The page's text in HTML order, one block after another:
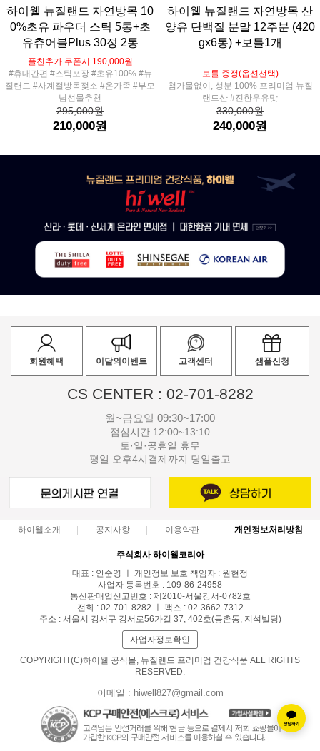
하이웰 뉴질랜드 자연방목 10
0%초유 파우더 스틱 5통+초
유츄어블Plus 30정 2통
플친추가 쿠폰시 190,000원
#휴대간편 #스틱포장 #초유100% #뉴
질랜드 #사계절방목젖소 #온가족 #부모
님선물추천
295,000원
210,000원
하이웰 뉴질랜드 자연방목 산
양유 단백질 분말 12주분 (420
gx6통) +보틀1개
보틀 증정(옵션선택)
첨가물없이, 성분 100% 프리미엄 뉴질
랜드산 #진한우유맛
330,000원
240,000원
회원혜택 이달의이벤트 고객센터 샘플신청
CS CENTER : 02-701-8282
월~금요일 09:30~17:00
점심시간 12:00~13:10
토·일·공휴일 휴무
평일 오후4시결제까지 당일출고
하이웰소개 공지사항 이용약관 개인정보처리방침
주식회사 하이웰코리아
대표 : 안순영 ㅣ 개인정보 보호 책임자 : 원현정
사업자 등록번호 : 109-86-24958
통신판매업신고번호 : 제2010-서울강서-0782호
전화 : 02-701-8282 ㅣ 팩스 : 02-3662-7312
주소 : 서울시 강서구 강서로56가길 37, 402호(등촌동, 지석빌딩)
사업자정보확인
COPYRIGHT(C)하이웰 공식몰, 뉴질랜드 프리미엄 건강식품 ALL RIGHTS
RESERVED.
이메일 : hiwell827@gmail.com